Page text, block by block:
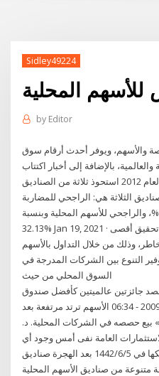
Sidley49224
المحلية
by Editor
والأسهم، ويوفر أحدث أرقام سوق
بالإضافة إلى أخبار اكتتاب
الشركات. وفي النصف الأول من العام 2012 استحوذ ثلاثة من الصناديق
والصناديق الثلاثة هي: الراجحي للمضاربة
بالبضائع بالريال وبنسبة 45.19%، والراجحي للأسهم المحلية وبنسبة
32.13% Jan 19, 2021 · وتهدف صناديق الاستثمار المحلية تحقيق أقصى
وذلك من خلال التداول بالأسهم
التنوع بين الشركات المدرجة في
السوق المحلي من حيث
جائزتين عالميتين كأفضل صندوق
محلي وخليجي منشور 30 أيّار / مايو 2009 - 06:34 الأسهم ترتد مرتفعة بعد
بيع حصصه في الشركات المحلية. د.
العامة‏ نفى أمس وجود أي
خطط لديه لبيع الحصص التي يملكها في 5‏‏/6‏‏/1442 بعد الهجرة صناديق
متنوعة من صناديق الأسهم المحلية